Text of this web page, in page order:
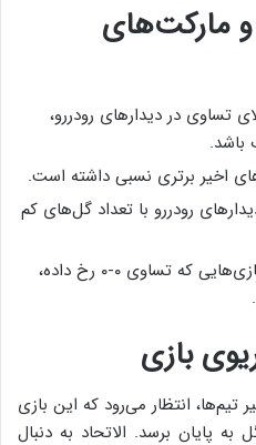
مارکت‌های
تساوی در دیدارهای رودررو،
باشد.
اخیر برتری نسبی داشته است.
از دیدارهای رودررو با تعداد گل‌های کم
هر دو تیم گل نمی‌زنند: در بازی‌هایی که تساوی ۰-۰ رخ داده،
بازی
تیم‌ها، انتظار می‌رود که این بازی
پایان برسد. الاتحاد به دنبال